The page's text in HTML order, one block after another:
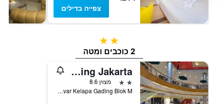
צפייה בדילים
2 כוכבים
2 כוכבים ומטה
Pop! Hotel Kelapa Gading Jakarta
2 כוכבים
מצוין 8.6
Jalan Bulevar Kelapa Gading Blok M, ג'קרטה, אינדונזיה